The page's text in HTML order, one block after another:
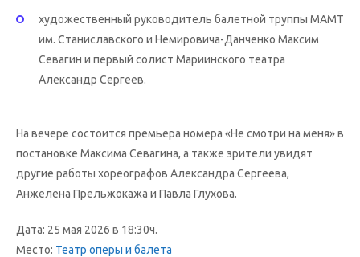
художественный руководитель балетной труппы МАМТ
им. Станиславского и Немировича-Данченко Максим
Севагин и первый солист Мариинского театра
Александр Сергеев.
На вечере состоится премьера номера «Не смотри на меня» в
постановке Максима Севагина, а также зрители увидят
другие работы хореографов Александра Сергеева,
Анжелена Прельжокажа и Павла Глухова.
Дата: 25 мая 2026 в 18:30ч.
Место: Театр оперы и балета